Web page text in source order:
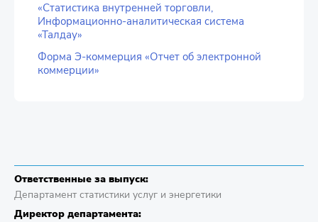
«Статистика внутренней торговли,
Информационно-аналитическая система
«Талдау»
Форма Э-коммерция «Отчет об электронной
коммерции»
Ответственные за выпуск:
Департамент статистики услуг и энергетики
Директор департамента: